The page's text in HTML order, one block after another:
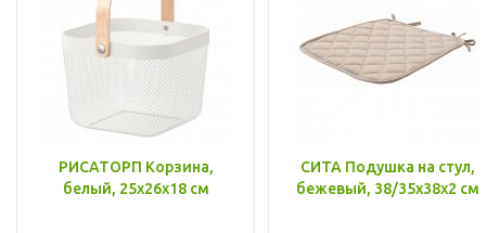
РИСАТОРП Корзина,
белый, 25x26x18 см
СИТА Подушка на стул,
бежевый, 38/35x38x2 см